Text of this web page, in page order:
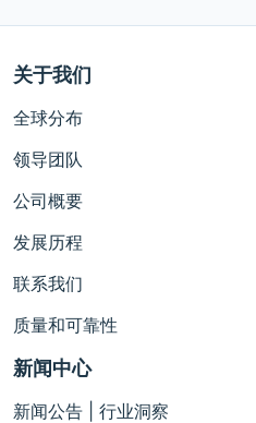
关于我们
全球分布
领导团队
公司概要
发展历程
联系我们
质量和可靠性
新闻中心
新闻公告 | 行业洞察